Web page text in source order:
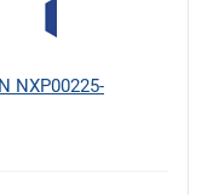
NXP00225-